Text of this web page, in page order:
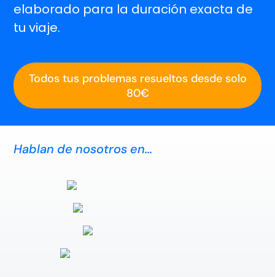
elaborado para la duración exacta de
tu viaje.
Todos tus problemas resueltos desde solo
80€
Hablan de nosotros en...